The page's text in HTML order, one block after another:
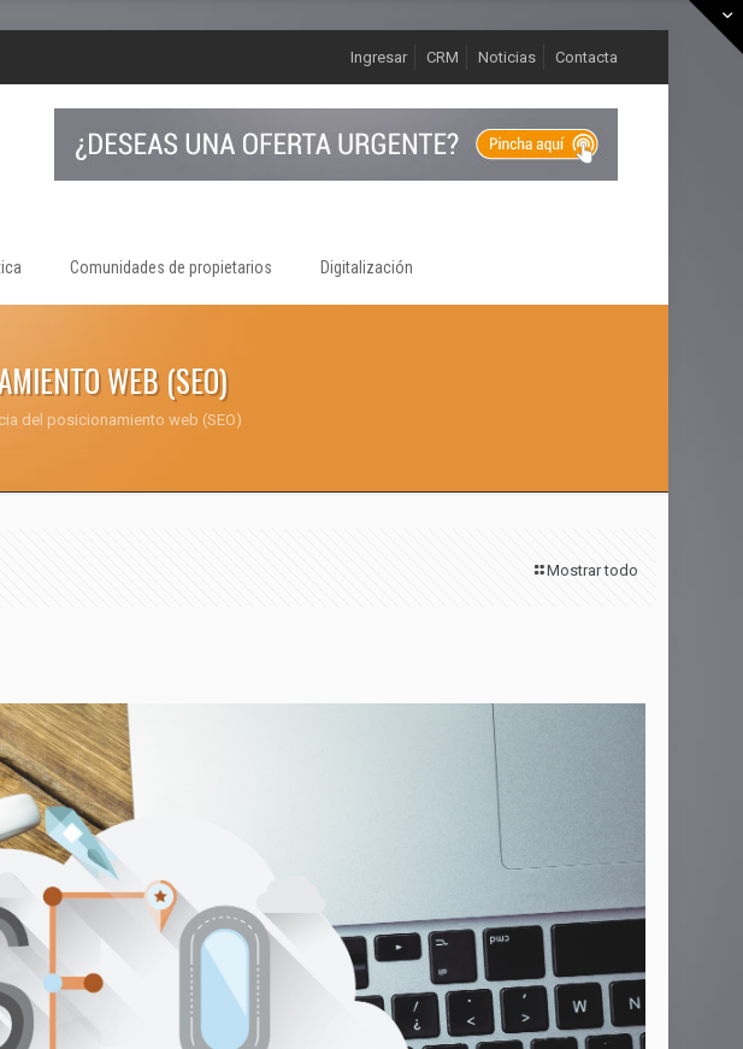
Ingresar CRM Noticias Contacta
Comunidades de propietarios Digitalización
WEB (SEO)
del posicionamiento web (SEO)
Mostrar todo